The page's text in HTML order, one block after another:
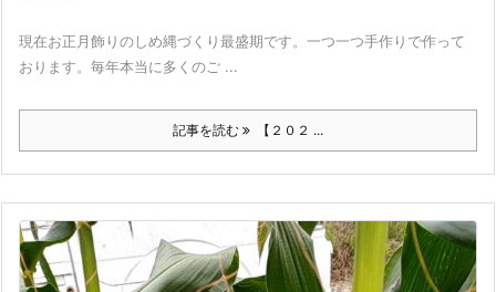
現在お正月飾りのしめ縄づくり最盛期です。一つ一つ手作りで作って
おります。毎年本当に多くのご ...
記事を読む 【２０２ ...